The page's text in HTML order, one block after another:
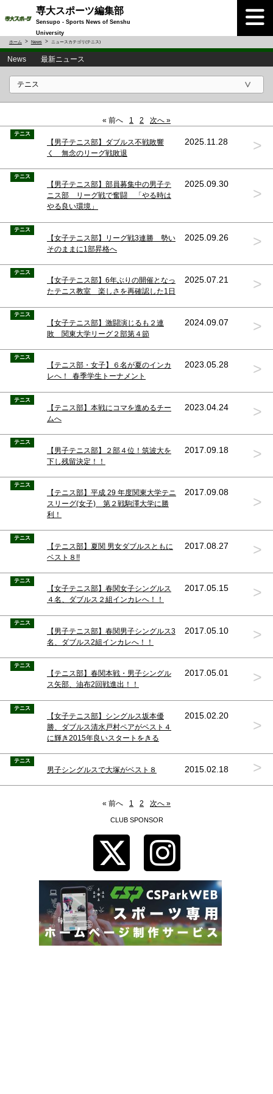
専大スポーツ編集部
Sensupo - Sports News of Senshu
University
ホーム News ニュースカテゴリ(テニス)
News 最新ニュース
« 前へ 1 2 次へ »
テニス
【男子テニス部】ダブルス不戦敗響
く 無念のリーグ戦敗退
2025.11.28 >
テニス
【男子テニス部】部員募集中の男子テ
ニス部 リーグ戦で奮闘 「やる時は
やる良い環境」
2025.09.30
>
テニス
【女子テニス部】リーグ戦3連勝 勢い
そのままに1部昇格へ
2025.09.26 >
テニス
【女子テニス部】6年ぶりの開催となっ
たテニス教室 楽しさを再確認した1日
2025.07.21 >
テニス
【女子テニス部】激闘演じるも２連
敗 関東大学リーグ２部第４節
2024.09.07 >
テニス
【テニス部・女子】６名が夏のインカ
レへ！ 春季学生トーナメント
2023.05.28 >
テニス
【テニス部】本戦にコマを進めるチー
ムへ
2023.04.24 >
テニス
【男子テニス部】２部４位！筑波大を
下し残留決定！！
2017.09.18 >
テニス
【テニス部】平成 29 年度関東大学テニ
スリーグ(女子) 第２戦駒澤大学に勝
利！
2017.09.08
>
テニス
【テニス部】夏関 男女ダブルスともに
ベスト８!!
2017.08.27 >
テニス
【女子テニス部】春関女子シングルス
４名、ダブルス２組インカレへ！！
2017.05.15 >
テニス
【男子テニス部】春関男子シングルス3
名、ダブルス2組インカレへ！！
2017.05.10 >
テニス
【テニス部】春関本戦・男子シングル
ス矢部、油布2回戦進出！！
2017.05.01 >
テニス
【女子テニス部】シングルス坂本優
勝、ダブルス清水戸村ペアがベスト４
に輝き2015年良いスタートをきる
2015.02.20
>
テニス
男子シングルスで大塚がベスト８ 2015.02.18 >
« 前へ 1 2 次へ »
CLUB SPONSOR